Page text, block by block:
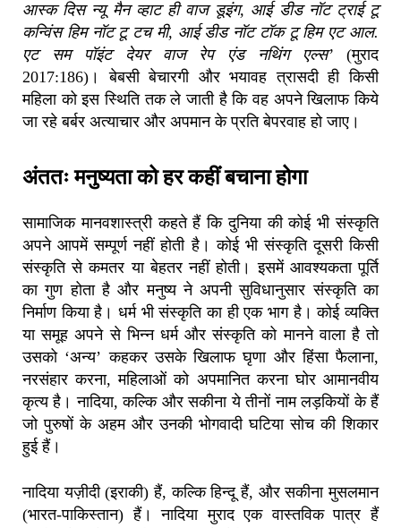
आस्क दिस न्यू मैन व्हाट ही वाज डूइंग, आई डीड नॉट ट्राई टू
कन्विंस हिम नॉट टू टच मी, आई डीड नॉट टॉक टू हिम एट आल.
एट सम पॉइंट देयर वाज रेप एंड नथिंग एल्स’ (मुराद
2017:186)। बेबसी बेचारगी और भयावह त्रासदी ही किसी
महिला को इस स्थिति तक ले जाती है कि वह अपने खिलाफ किये
जा रहे बर्बर अत्याचार और अपमान के प्रति बेपरवाह हो जाए।
अंततः मनुष्यता को हर कहीं बचाना होगा
सामाजिक मानवशास्त्री कहते हैं कि दुनिया की कोई भी संस्कृति
अपने आपमें सम्पूर्ण नहीं होती है। कोई भी संस्कृति दूसरी किसी
संस्कृति से कमतर या बेहतर नहीं होती। इसमें आवश्यकता पूर्ति
का गुण होता है और मनुष्य ने अपनी सुविधानुसार संस्कृति का
निर्माण किया है। धर्म भी संस्कृति का ही एक भाग है। कोई व्यक्ति
या समूह अपने से भिन्न धर्म और संस्कृति को मानने वाला है तो
उसको ‘अन्य’ कहकर उसके खिलाफ घृणा और हिंसा फैलाना,
नरसंहार करना, महिलाओं को अपमानित करना घोर आमानवीय
कृत्य है। नादिया, कल्कि और सकीना ये तीनों नाम लड़कियों के हैं
जो पुरुषों के अहम और उनकी भोगवादी घटिया सोच की शिकार
हुई हैं।
नादिया यज़ीदी (इराकी) हैं, कल्कि हिन्दू हैं, और सकीना मुसलमान
(भारत-पाकिस्तान) हैं। नादिया मुराद एक वास्तविक पात्र हैं